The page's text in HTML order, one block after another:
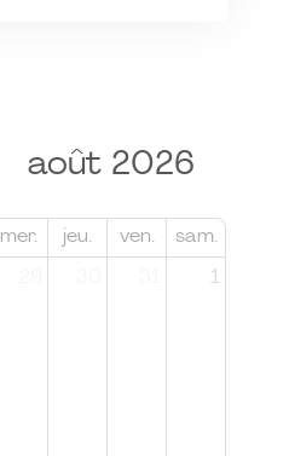
août 2026
mer. jeu. ven. sam.
1